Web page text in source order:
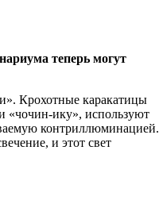
теперь могут
Крохотные каракатицы
«чочин-ику», используют
контриллюминацией.
и этот свет